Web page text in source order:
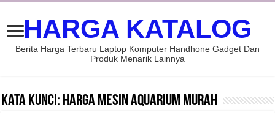
HARGA KATALOG
Berita Harga Terbaru Laptop Komputer Handhone Gadget Dan
Produk Menarik Lainnya
Kata Kunci: harga mesin aquarium murah